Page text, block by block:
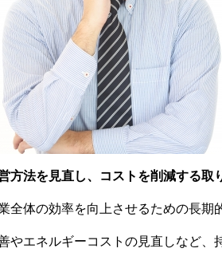
方法を見直し、コストを削減する取
全体の効率を向上させるための長期
やエネルギーコストの見直しなど、